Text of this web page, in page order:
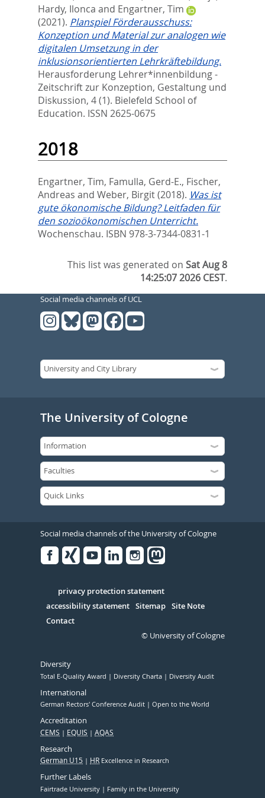
Hardy, Ilonca and Engartner, Tim
(2021). Planspiel Förderausschuss:
Konzeption und Material zur analogen wie
digitalen Umsetzung in der
inklusionsorientierten Lehrkräftebildung.
Herausforderung Lehrer*innenbildung -
Zeitschrift zur Konzeption, Gestaltung und
Diskussion, 4 (1). Bielefeld School of
Education. ISSN 2625-0675
2018
Engartner, Tim, Famulla, Gerd-E., Fischer,
Andreas and Weber, Birgit(2018). Was ist
gute ökonomische Bildung? Leitfaden für
den sozioökonomischen Unterricht.
Wochenschau. ISBN 978-3-7344-0831-1
This list was generated onSat Aug 8
14:25:07 2026 CEST.
Social media channels of UCL
The University of Cologne
Social media channels of the University of Cologne
Serivce
privacy protection statement
accessibility statement Sitemap Site Note
Contact
© University of Cologne
Diversity
Total E-Quality Award Diversity Charta Diversity Audit
International
German Rectors' Conference Audit Open to the World
Accreditation
CEMS EQUIS AQAS
Research
German U15 HR Excellence in Research
Further Labels
Fairtrade University Family in the University